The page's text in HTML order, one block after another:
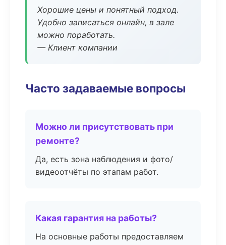
Хорошие цены и понятный подход.
Удобно записаться онлайн, в зале
можно поработать.
— Клиент компании
Часто задаваемые вопросы
Можно ли присутствовать при
ремонте?
Да, есть зона наблюдения и фото/
видеоотчёты по этапам работ.
Какая гарантия на работы?
На основные работы предоставляем